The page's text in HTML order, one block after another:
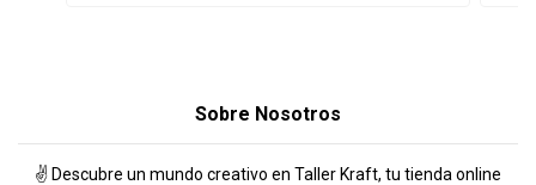
Sobre Nosotros
✌️ Descubre un mundo creativo en Taller Kraft, tu tienda online